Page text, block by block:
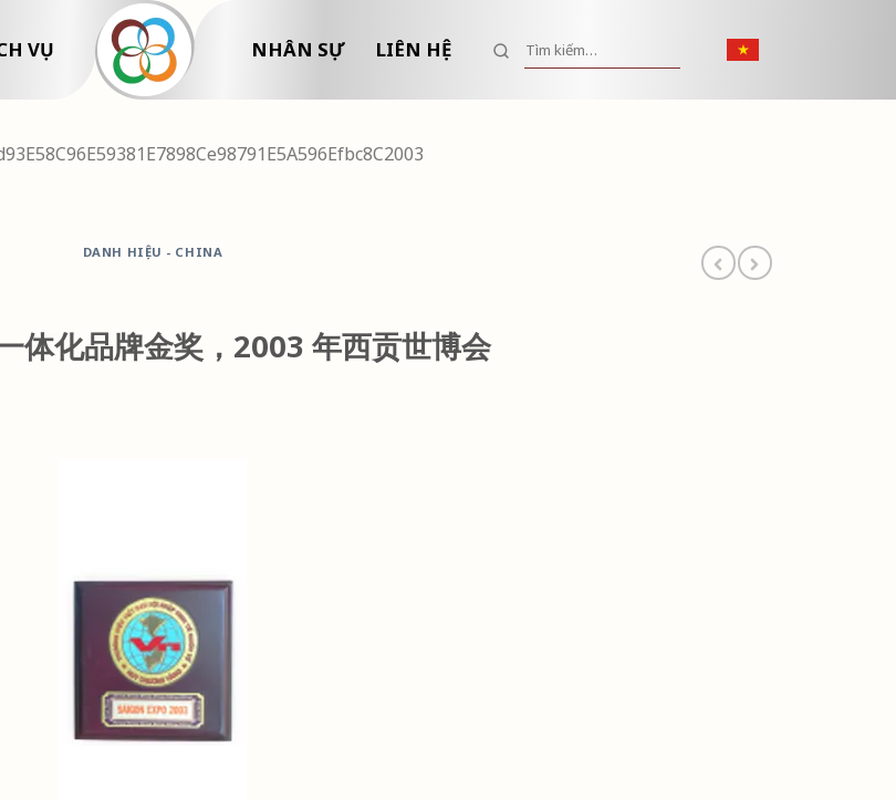
VỤ NHÂN SỰ LIÊN HỆ Tìm kiếm:
DANH HIỆU - CHINA
体化品牌金奖，2003 年西贡世博会